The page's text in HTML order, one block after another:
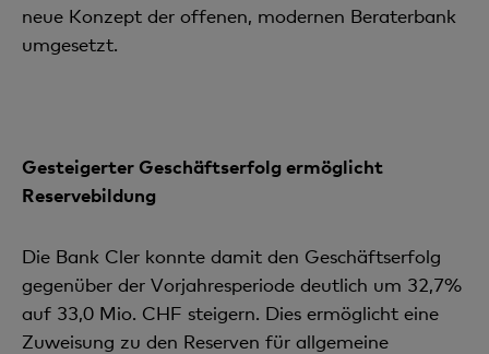
neue Konzept der offenen, modernen Beraterbank
umgesetzt.
Gesteigerter Geschäftserfolg ermöglicht
Reservebildung
Die Bank Cler konnte damit den Geschäftserfolg
gegenüber der Vorjahresperiode deutlich um 32,7%
auf 33,0 Mio. CHF steigern. Dies ermöglicht eine
Zuweisung zu den Reserven für allgemeine